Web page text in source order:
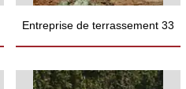
Entreprise de terrassement 33